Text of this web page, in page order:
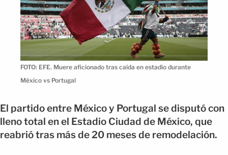
FOTO: EFE. Muere aficionado tras caída en estadio durante
México vs Portugal
El partido entre México y Portugal se disputó con
lleno total en el Estadio Ciudad de México, que
reabrió tras más de 20 meses de remodelación.